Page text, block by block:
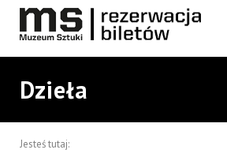
Dzieła
Jesteś tutaj: